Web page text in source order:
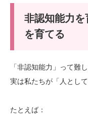
非認知能力を
を育てる
「非認知能力」って難
実は私たちが「人とし
たとえば：